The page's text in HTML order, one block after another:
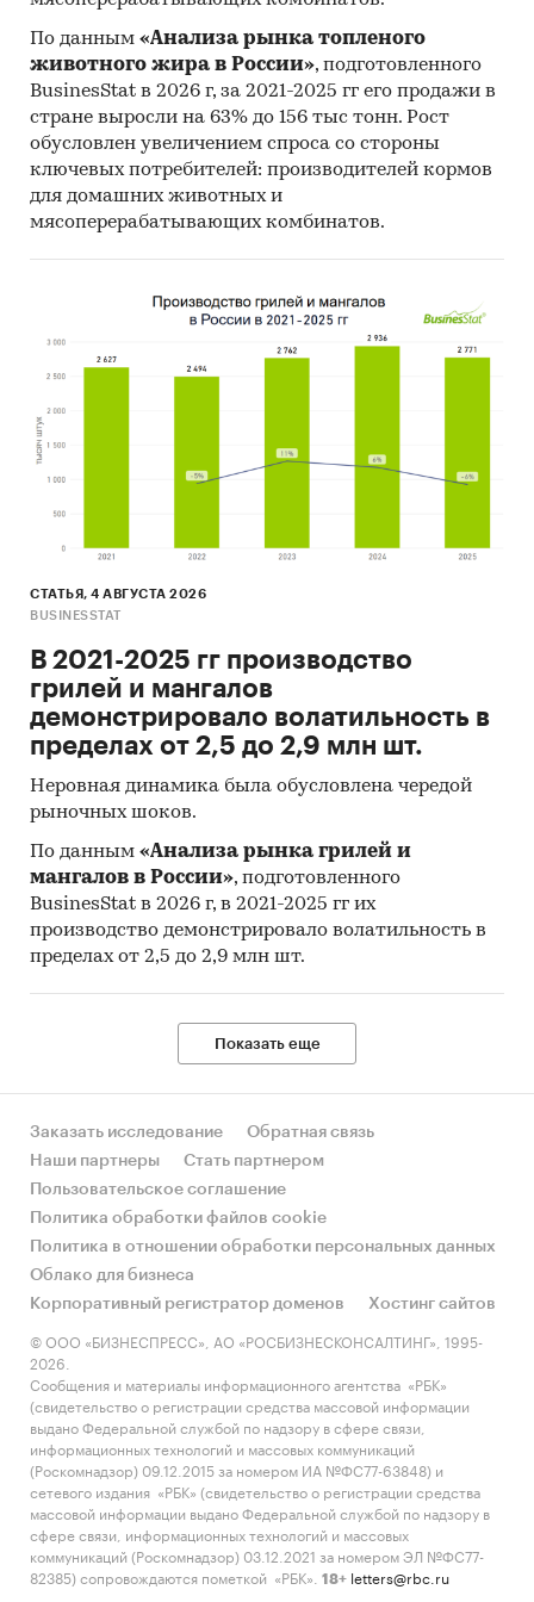
кВт
- Прочие многофазные двигатели переменного
тока мощностью более 750 кВт
В разделе `Импорт` рассмотрены зарубежные
поставщики:
GUANGLU ELECTRICAL CO., LTD, RIGA ELECTRIC
MACHINE BUILDING WORKS JSC, ГП `ЗАВОД
`ЭЛЕКТРОТЯЖМАШ`, BELIMO AUTOMATION AG,
AUMA RIESTER GMBH & CO. KG, GRUNDFOS
OPERATIONS A.S., SIEMENS AG, FOSHAN
WELLING WASHER MOTOR MANUFACTURING
CO., LTD, SAMSUNG ELECTRONICS CO., LTD, FUAN
XINRUI MACHINERY CO., LTD, ROBERT BOSCH
GMBH, JIANGSU SPEED IMP & EXP CO., LTD,
VOLKSWAGEN AG, NANJING LG PANDA
ZHEJIANG HONGDA GROUP DAFENG
ELECTRONICS CO., LTD, BROSE FAHRZEUGTEILE
MOTOR CO., LTD, PANTOS LOGISTICS (CHINA) CO.,
В разделе `Экспорт` рассмотрены российские
экспортеры:
ООО `АВИАКОМПАНИЯ `ЭЙРБРИДЖКАРГО`, АО
КОМПАНИЯ `ШЛЮМБЕРЖЕ`, ООО
`ЛЫСЬВАНЕФТЕМАШ`, ООО `РУСЭЛПРОМ.
ЭЛЕКТРИЧЕСКИЕ МАШИНЫ`, ПАО `АЭРОФЛОТ-
РОССИЙСКИЕ АВИАЛИНИИ`, ООО `ТОРГОВЫЙ
ДОМ `РУСЭЛПРОМ`, АО `ИТКОМ`, АО `УЭТМ`,
ООО `ЭНЕРГОСИЛА`, АО `КБП`, ООО `ГОРНАЯ
ТЕХНИКА`, EXXON NEFTEGAS LTD (ФИЛИАЛ), АО
`ПО `УРАЛЬСКИЙ ОПТИКО-МЕХАНИЧЕСКИЙ
ЗАВОД` ИМЕНИ.Э.С.ЯЛАМОВА, КНАФ АО
`ГРАЖДАНСКИЕ САМОЛЕТЫ СУХОГО`, АО
ЭЛЕКТРОТЕХНИЧЕСКИЙ ЗАВОД`, ОАО
`АВИАКОМПАНИЯ `УРАЛЬСКИЕ АВИАЛИНИИ`
Выдержки из исследования:
- На российском рынке электродвигателей
сформировалась импортоориентированная
модель, более 97% рынка составляет
- В структуре рынка электродвигателей в 2019
г. объем импортных поставок превышал
внутреннее производство в 23,6 раз, а сальдо , а
сальдо торгового баланса было отрицательное
и составляло 33,6 млн.шт.
- Больше всего на производстве продукции
заработали такие игроки как ПАО `СИЛОВЫЕ
МАШИНЫ`, АО `НОВОМЕТ-ПЕРМЬ`, АО `СЭГЗ`.
- Лучшие производственные показатели
По данным «Анализа рынка топленого
животного жира в России», подготовленного
BusinesStat в 2026 г, за 2021-2025 гг его продажи в
стране выросли на 63% до 156 тыс тонн. Рост
обусловлен увеличением спроса со стороны
ключевых потребителей: производителей кормов
для домашних животных и
мясоперерабатывающих комбинатов.
СТАТЬЯ, 4 АВГУСТА 2026
BUSINESSTAT
В 2021-2025 гг производство
грилей и мангалов
демонстрировало волатильность в
пределах от 2,5 до 2,9 млн шт.
Неровная динамика была обусловлена чередой
рыночных шоков.
По данным «Анализа рынка грилей и
мангалов в России», подготовленного
BusinesStat в 2026 г, в 2021-2025 гг их
производство демонстрировало волатильность в
пределах от 2,5 до 2,9 млн шт.
Показать еще
Заказать исследование
Обратная связь
Наши партнеры
Стать партнером
Пользовательское соглашение
Политика обработки файлов cookie
Политика в отношении обработки персональных данных
Облако для бизнеса
Корпоративный регистратор доменов
Хостинг сайтов
© ООО «БИЗНЕСПРЕСС», АО «РОСБИЗНЕСКОНСАЛТИНГ», 1995-
2026.
Сообщения и материалы информационного агентства «РБК»
(свидетельство о регистрации средства массовой информации
выдано Федеральной службой по надзору в сфере связи,
информационных технологий и массовых коммуникаций
(Роскомнадзор) 09.12.2015 за номером ИА №ФС77-63848) и
сетевого издания «РБК» (свидетельство о регистрации средства
массовой информации выдано Федеральной службой по надзору в
сфере связи, информационных технологий и массовых
коммуникаций (Роскомнадзор) 03.12.2021 за номером ЭЛ №ФС77-
82385) сопровождаются пометкой «РБК».
18+ letters@rbc.ru